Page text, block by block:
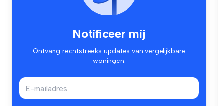
Notificeer mij
Ontvang rechtstreeks updates van vergelijkbare
woningen.